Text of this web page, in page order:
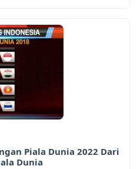
Piala Dunia 2022 Dari
Dunia